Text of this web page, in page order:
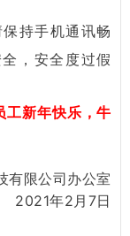
持手机通讯畅
，安全度过假
工新年快乐，牛
有限公司办公室
2021年2月7日